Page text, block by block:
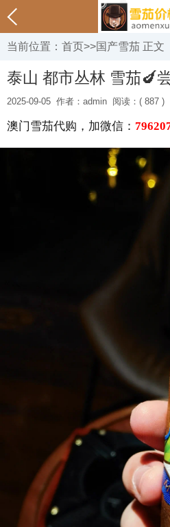
当前位置： 首页>>国产雪茄 正文
泰山 都市丛林 雪茄🍆
2025-09-05 作者：admin 阅读：( 887 )
澳门雪茄代购，加微信：